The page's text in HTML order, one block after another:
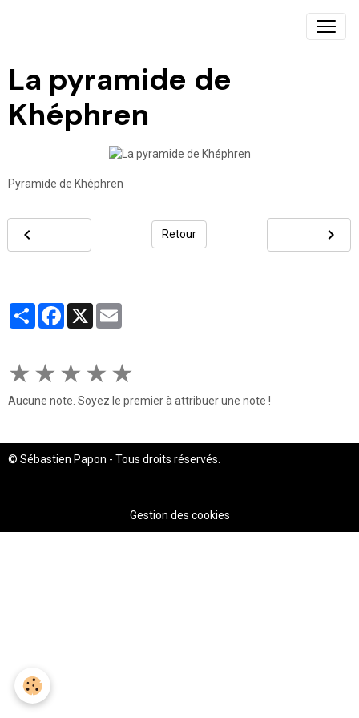
La pyramide de
Khéphren
Pyramide de Khéphren
Retour
PartagerFacebook
X
★ ★ ★ ★ ★
Aucune note. Soyez le premier à attribuer une note !
© Sébastien Papon - Tous droits réservés.
Gestion des cookies